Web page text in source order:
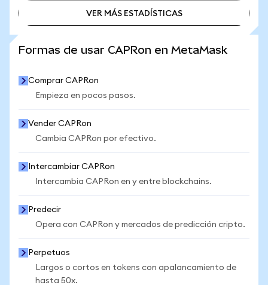
VER MÁS ESTADÍSTICAS
Formas de usar CAPRon en MetaMask
Comprar CAPRon
Empieza en pocos pasos.
Vender CAPRon
Cambia CAPRon por efectivo.
Intercambiar CAPRon
Intercambia CAPRon en y entre blockchains.
Predecir
Opera con CAPRon y mercados de predicción cripto.
Perpetuos
Largos o cortos en tokens con apalancamiento de
hasta 50x.